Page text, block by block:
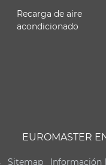
Recarga de aire
acondicionado
EUROMASTER
Sitemap Información